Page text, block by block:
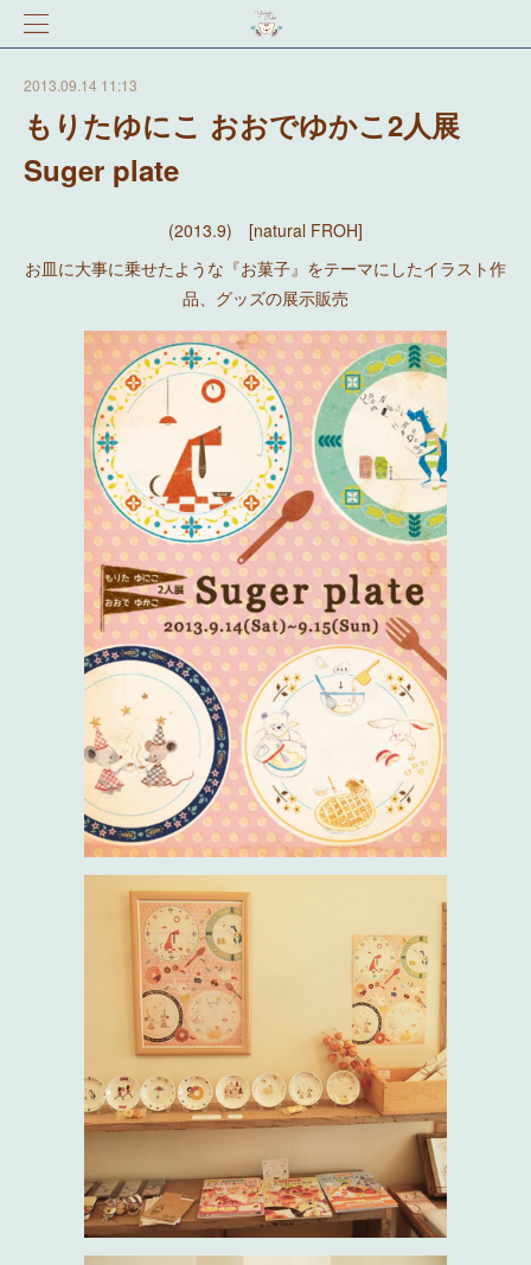
2013.09.14 11:13
もりたゆにこ おおでゆかこ2人展
Suger plate
(2013.9) [natural FROH]
お皿に大事に乗せたような『お菓子』をテーマにしたイラスト作
品、グッズの展示販売